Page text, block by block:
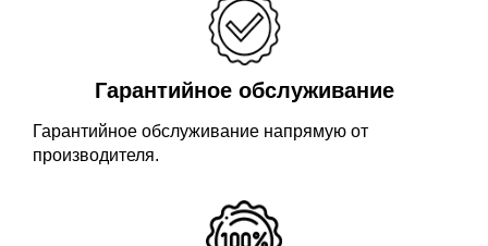
Гарантийное обслуживание
Гарантийное обслуживание напрямую от
производителя.